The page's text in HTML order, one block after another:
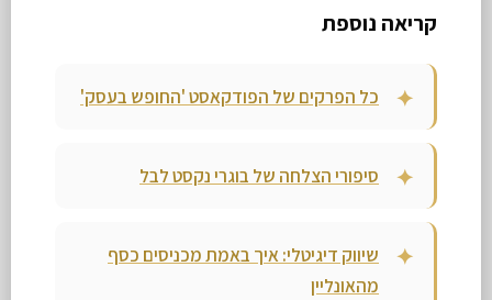
קריאה נוספת
כל הפרקים של הפודקאסט 'החופש בעסק'
סיפורי הצלחה של בוגרי נקסט לבל
שיווק דיגיטלי: איך באמת מכניסים כסף
מהאונליין